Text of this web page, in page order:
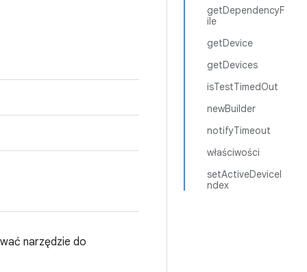
getDependencyF
ile
getDevice
getDevices
isTestTimedOut
newBuilder
notifyTimeout
właściwości
setActiveDeviceI
ndex
narzędzie do